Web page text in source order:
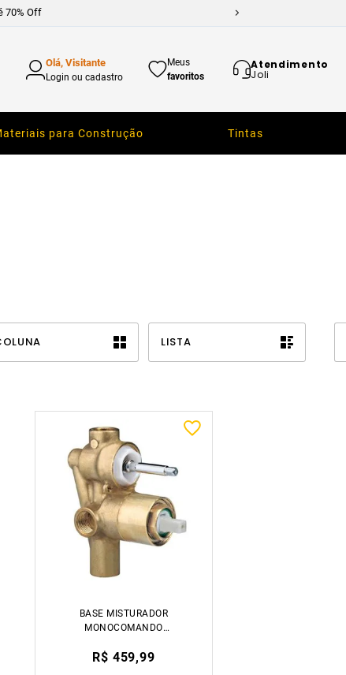
70% Off
Olá, Visitante
Login ou cadastro
Meus
favoritos
Atendimento
Joli
para Construção Tintas
LISTA
BASE MISTURADOR
MONOCOMANDO
1/2 DOCOL
R$ 459,99